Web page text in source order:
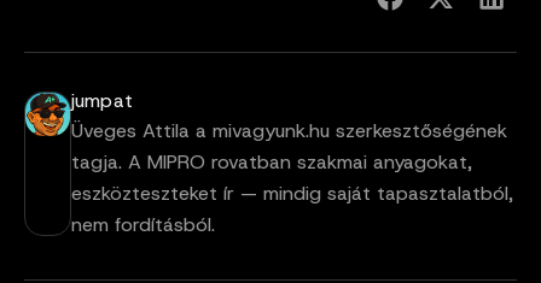
jumpat
Üveges Attila a mivagyunk.hu szerkesztőségének
tagja. A MIPRO rovatban szakmai anyagokat,
eszközteszteket ír — mindig saját tapasztalatból,
nem fordításból.